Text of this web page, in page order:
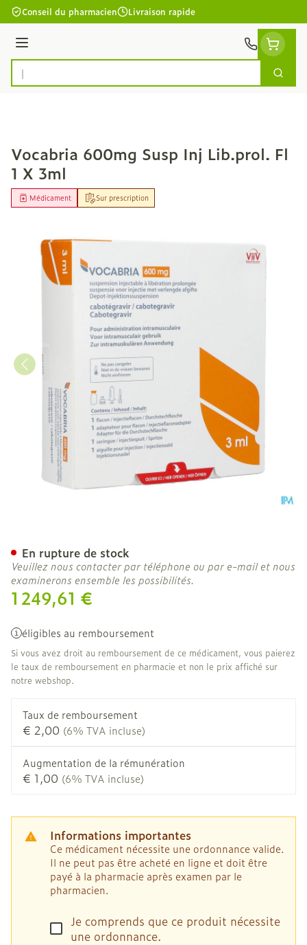
Aller au contenu
Conseil du pharmacien Livraison rapide
Menu
Rechercher
Vocabria 600mg Susp Inj Lib.prol. Fl
1 X 3ml
Sur prescription
Médicament
1 249,61 €
éligibles au remboursement
Si vous avez droit au remboursement de ce médicament, vous paierez
le taux de remboursement en pharmacie et non le prix affiché sur
notre webshop.
Taux de remboursement
€ 2,00 (6% TVA incluse)
Augmentation de la rémunération
€ 1,00 (6% TVA incluse)
Informations importantes
Ce médicament nécessite une ordonnance valide.
Il ne peut pas être acheté en ligne et doit être
payé à la pharmacie après examen par le
pharmacien.
Je comprends que ce produit nécessite
une ordonnance.
En rupture de stock
Veuillez nous contacter par téléphone ou par e-mail et nous
examinerons ensemble les possibilités.